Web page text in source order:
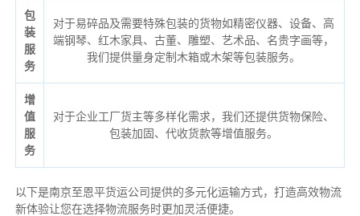
包
装
服
务
对于易碎品及需要特殊包装的货物如精密仪器、设备、高
端钢琴、红木家具、古董、雕塑、艺术品、名贵字画等，
我们提供量身定制木箱或木架等包装服务。
增
值
服
务
对于企业工厂货主等多样化需求，我们还提供货物保险、
包装加固、代收货款等增值服务。
以下是南京至恩平货运公司提供的多元化运输方式，打造高效物流
新体验让您在选择物流服务时更加灵活便捷。